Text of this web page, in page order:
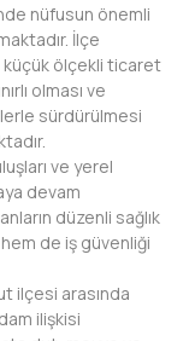
nüfusun önemli
İlçe
küçük ölçekli ticaret
olması ve
sürdürülmesi
ve yerel
devam
düzenli sağlık
hem de iş güvenliği
ilçesi arasında
ilişkisi